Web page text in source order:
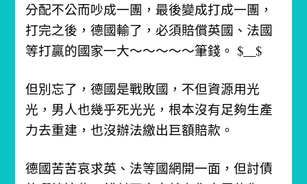
分配不公而吵成一團，最後變成打成一團，
打完之後，德國輸了，必須賠償英國、法國
等打贏的國家一大～～～～～筆錢。 $__$
但別忘了，德國是戰敗國，不但資源用光
光，男人也幾乎死光光，根本沒有足夠生產
力去重建，也沒辦法繳出巨額賠款。
德國苦苦哀求英、法等國網開一面，但討債